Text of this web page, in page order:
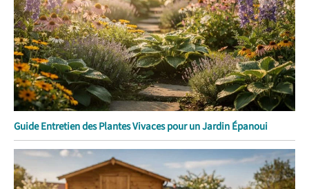
Guide Entretien des Plantes Vivaces pour un Jardin Épanoui